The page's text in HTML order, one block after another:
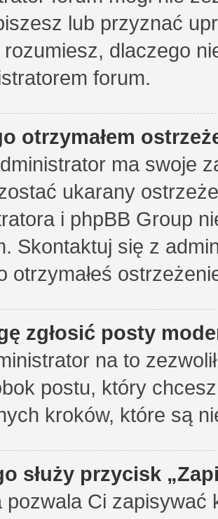
lub przyznać
dlaczego
forum.
otrzymałem
ma swoje
ukarany
i phpBB Group
Skontaktuj się z
otrzymałeś
zgłosić posty
na to
postu, który
kroków, które są
służy przycisk
pozwala Ci zapisywać